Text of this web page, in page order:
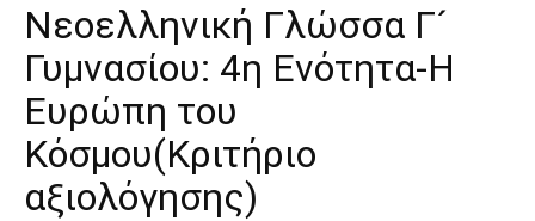
Νεοελληνική Γλώσσα Γ´
Γυμνασίου: 4η Ενότητα-Η
Ευρώπη του
Kόσμου(Κριτήριο
αξιολόγησης)